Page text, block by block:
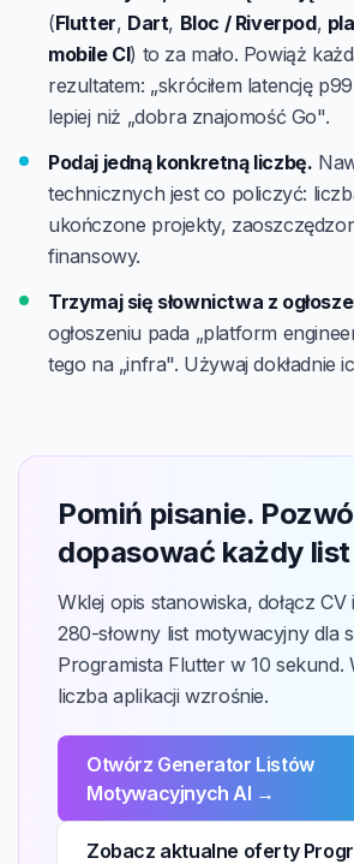
(Flutter, Dart, Bloc / Riverpod,
mobile CI) to za mało. Powiąż
rezultatem: „skróciłem latencję
lepiej niż „dobra znajomość Go".
Podaj jedną konkretną liczbę.
technicznych jest co policzyć:
ukończone projekty,
finansowy.
Trzymaj się słownictwa z
ogłoszeniu pada „platform
tego na „infra". Używaj dokładnie
Pomiń pisanie.
dopasować każdy list
Wklej opis stanowiska, dołącz CV
280-słowny list motywacyjny dla
Programista Flutter w 10 sekund.
liczba aplikacji wzrośnie.
Otwórz Generator Listów
Motywacyjnych AI →
Zobacz aktualne oferty